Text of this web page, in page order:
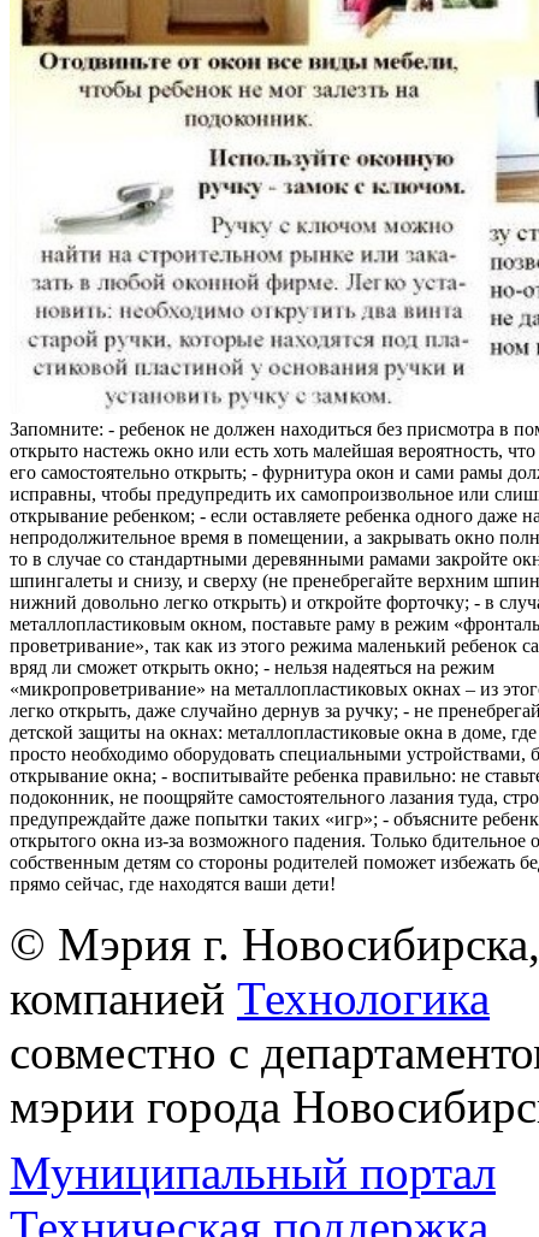
Запомните: - ребенок не должен находиться без присмотра в
открыто настежь окно или есть хоть малейшая вероятность,
его самостоятельно открыть; - фурнитура окон и сами рамы
исправны, чтобы предупредить их самопроизвольное или
открывание ребенком; - если оставляете ребенка одного даже
непродолжительное время в помещении, а закрывать окно
то в случае со стандартными деревянными рамами закройте
шпингалеты и снизу, и сверху (не пренебрегайте верхним
нижний довольно легко открыть) и откройте форточку; - в
металлопластиковым окном, поставьте раму в режим
проветривание», так как из этого режима маленький ребенок
вряд ли сможет открыть окно; - нельзя надеяться на режим
«микропроветривание» на металлопластиковых окнах – из
легко открыть, даже случайно дернув за ручку; - не
детской защиты на окнах: металлопластиковые окна в доме, где
просто необходимо оборудовать специальными
открывание окна; - воспитывайте ребенка правильно: не
подоконник, не поощряйте самостоятельного лазания туда,
предупреждайте даже попытки таких «игр»; - объясните
открытого окна из-за возможного падения. Только бдительное
собственным детям со стороны родителей поможет избежать
прямо сейчас, где находятся ваши дети!
© Мэрия г.
компанией Технологика
совместно с
мэрии города
Муниципальный портал